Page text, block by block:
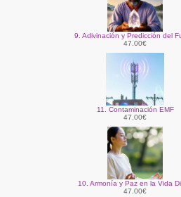
9. Adivinación y Predicción del
47.00€
11. Contaminación EMF
47.00€
10. Armonía y Paz en la Vida
47.00€